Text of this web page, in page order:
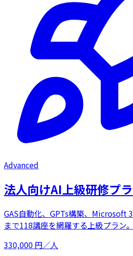
Advanced
法人向けAI上級研修プ
GAS自動化、GPTs構築、Microsoft
まで118講座を網羅する上級プラン。
330,000 円／人